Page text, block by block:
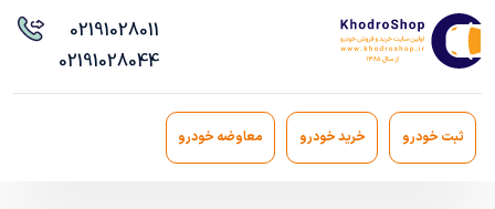
02191028011
02191028044
ثبت خودرو خرید خودرو معاوضه خودرو